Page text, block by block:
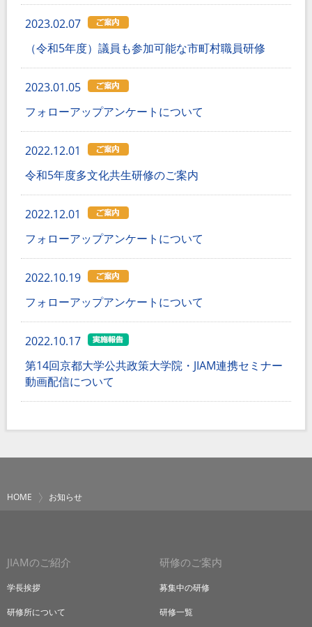
2023.02.07
（令和5年度）議員も参加可能な市町村職員研修
2023.01.05
フォローアップアンケートについて
2022.12.01
令和5年度多文化共生研修のご案内
2022.12.01
フォローアップアンケートについて
2022.10.19
フォローアップアンケートについて
2022.10.17
第14回京都大学公共政策大学院・JIAM連携セミナー
動画配信について
HOME お知らせ
JIAMのご紹介
学長挨拶
研修所について
研修のご案内
募集中の研修
研修一覧